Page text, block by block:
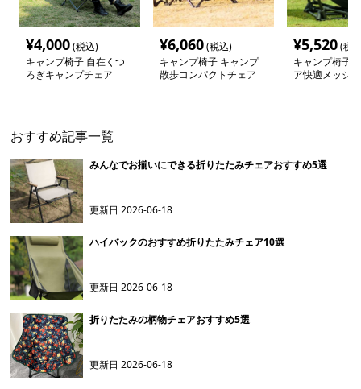
¥4,000(税込)
キャンプ椅子 自在くつ
ろぎキャンプチェア
¥6,060(税込)
キャンプ椅子 キャンプ
散歩コンパクトチェア
¥5,520(税
キャンプ椅子
ア快適メッシ
おすすめ記事一覧
みんなでお揃いにできる折りたたみチェアおすすめ5選
更新日2026-06-18
ハイバックのおすすめ折りたたみチェア10選
更新日2026-06-18
折りたたみの柄物チェアおすすめ5選
更新日2026-06-18